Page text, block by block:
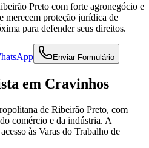
Preto com forte agronegócio e
merecem proteção jurídica de
para defender seus direitos.
Enviar Formulário
em Cravinhos
de Ribeirão Preto, com
comércio e da indústria. A
às Varas do Trabalho de